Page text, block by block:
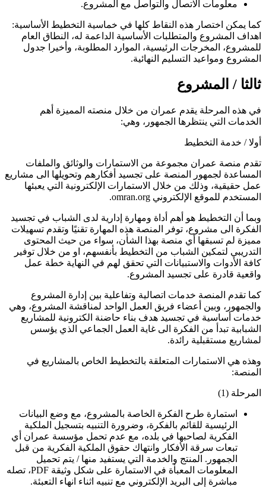
معلومات الاتصال والتواصل مع المشروع.
كما يمكن اختصار هذه النقاط كلها في خماسية التخطيط الأساسية:
اهداف المشروع والمتطلبات الأساسية الداعمة له، النطاق العام
للمشروع، المخرجات الرئيسية، الموارد المطلوبة، وأخيرا جدول
المشروع ومواعيد التسليم النهائية.
ثالثا / المشروع
في هذه المرحلة يقدم عمران من خلال منصته المميزة أهم
الخدمات التي ينتظرها الجمهور، وهي:
أولا / خدمة التخطيط
تقدم منصة عمران مجموعة من الاستمارات والوثائق والملفات
المساعدة لجمهور المنصة على تجسيد أفكارهم وتحويلها الى مشاريع
عمل حقيقية، وذلك من خلال الاستمارات الإلكترونية التي يعبئها
المستخدم للموقع الإلكتروني omran.org.
وبما أن التخطيط هو أهم أداة ومهارة إدارية لدى الشباب في تجسيد
الفكرة الى مشروع، توفر المنصة هذه المهارة تقنيًا وتقدم تسهيلات
مميزة لم تسبقها أي منصة بهذا الشأن، سواء من حيث المحتوى
التدريبي لتمكين الشباب من التخطيط بأنفسهم، او من خلال توفير
كافة الأدوات والاستبيانات التي تحقق لهم في النهاية خطة عمل
واقعية قادرة على تجسيد المشروع.
كما تقدم المنصة خدمات اتصالية وتفاعلية بين إدارة المشروع
والجمهور، وبين أعضاء فريق العمل الواحد لمناقشة المشروع، وهي
خدمات أساسية في تجسيد هدف بناء حاضنة الكترونية للمشاريع
الشبابية تبدأ من الفكرة الى غاية العمل الجماعي الذي يؤسس
لمشاريع مستقبلية رائدة.
وهذه هي الاستمارات المتعلقة بالتخطيط الخاص بالمشاريع في
المنصة:
المرحلة (1)
استمارة طرح الفكرة الخاصة بالمشروع، مع وضع البيانات
الرئيسية للقائم بالفكرة، وضرورة التنبيه بتسجيل الملكية
الفكرية لصاحبها في بلده، مع عدم تحمل مؤسسة عمران أي
تبعات سرقة الأفكار وانتهاك حقوق الملكية الفكرية من قبل
الجمهور. المنتج والخدمة التي يستفيد منها / يتم تحميل
المعلومات المعبأة في الاستمارة على شكل وثيقة PDF، تصله
مباشرة إلى البريد الإلكتروني مع تنبيه اثناء انهاء التعبئة.